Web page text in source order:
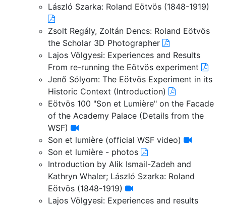
László Szarka: Roland Eötvös (1848-1919)
Zsolt Regály, Zoltán Dencs: Roland Eötvös
the Scholar 3D Photographer
Lajos Völgyesi: Experiences and Results
From re-running the Eötvös experiment
Jenő Sólyom: The Eötvös Experiment in its
Historic Context (Introduction)
Eötvös 100 "Son et Lumière" on the Facade
of the Academy Palace (Details from the
WSF)
Son et lumière (official WSF video)
Son et lumière - photos
Introduction by Alik Ismail-Zadeh and
Kathryn Whaler; László Szarka: Roland
Eötvös (1848-1919)
Lajos Völgyesi: Experiences and results